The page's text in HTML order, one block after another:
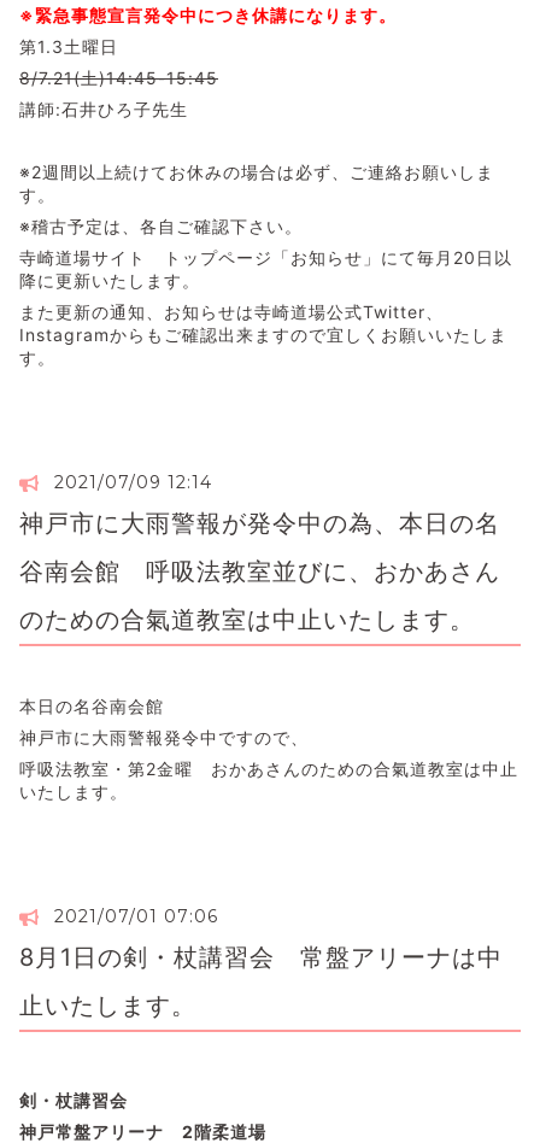
※緊急事態宣言発令中につき休講になります。
第1.3土曜日
8/7.21(土)14:45-15:45
講師:石井ひろ子先生
※2週間以上続けてお休みの場合は必ず、ご連絡お願いしま
す。
※稽古予定は、各自ご確認下さい。
寺崎道場サイト トップページ「お知らせ」にて毎月20日以
降に更新いたします。
また更新の通知、お知らせは寺崎道場公式Twitter、
Instagramからもご確認出来ますので宜しくお願いいたしま
す。
2021/07/09 12:14
神戸市に大雨警報が発令中の為、本日の名
谷南会館 呼吸法教室並びに、おかあさん
のための合氣道教室は中止いたします。
本日の名谷南会館
神戸市に大雨警報発令中ですので、
呼吸法教室・第2金曜 おかあさんのための合氣道教室は中止
いたします。
2021/07/01 07:06
8月1日の剣・杖講習会 常盤アリーナは中
止いたします。
剣・杖講習会
神戸常盤アリーナ 2階柔道場